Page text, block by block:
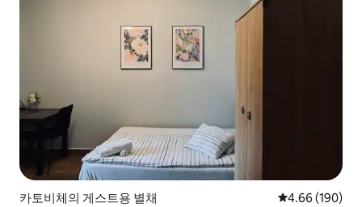
카토비체의 게스트용 별채 평점 4.66점(5
4.66 (190)